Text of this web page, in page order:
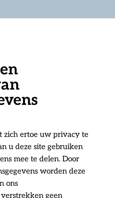
zich ertoe uw privacy te
u deze site gebruiken
mee te delen. Door
worden deze
ons
geen